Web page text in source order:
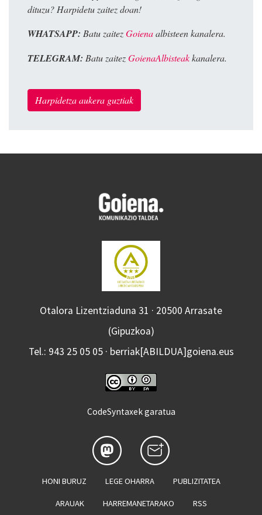
dituzu? Harpidetu zaitez doan!
WHATSAPP: Batu zaitezGoienaalbisteen kanalera.
TELEGRAM: Batu zaitezGoienaAlbisteakkanalera.
Harpidetza aukera guztiak
Otalora Lizentziaduna 31 · 20500 Arrasate
(Gipuzkoa)
Tel.: 943 25 05 05 · berriak[ABILDUA]goiena.eus
CodeSyntaxek garatua
HONI BURUZ LEGE OHARRA PUBLIZITATEA
ARAUAK HARREMANETARAKO RSS